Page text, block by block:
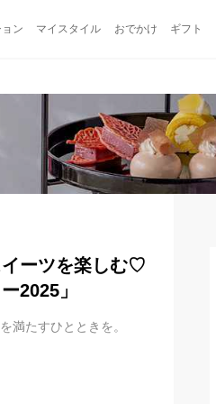
ン マイスタイル おでかけ ギフト
イーツを楽しむ♡
2025」
満たすひとときを。